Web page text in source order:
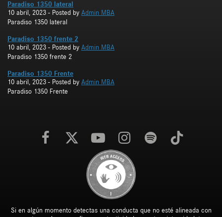
Paradiso 1350 lateral
10 abril, 2023 - Posted by Admin MBA
Paradiso 1350 lateral
Paradiso 1350 frente 2
10 abril, 2023 - Posted by Admin MBA
Paradiso 1350 frente 2
Paradiso 1350 Frente
10 abril, 2023 - Posted by Admin MBA
Paradiso 1350 Frente
Si en algún momento detectas una conducta que no esté alineada con